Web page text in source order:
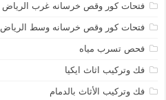
فتحات كور وقص خرسانه غرب الرياض
فتحات كور وقص خرسانه وسط الرياض
فحص تسرب مياه
فك وتركيب اثاث ايكيا
فك وتركيب الأثاث بالدمام